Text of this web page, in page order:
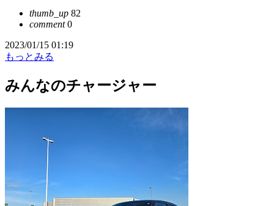
thumb_up 82
comment0
2023/01/15 01:19
もっとみる
みんなのチャージャー